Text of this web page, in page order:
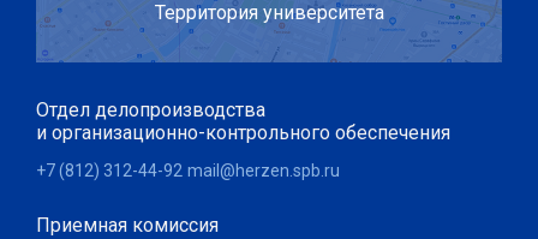
Территория университета
Отдел делопроизводства
и организационно-контрольного обеспечения
+7 (812) 312-44-92 mail@herzen.spb.ru
Приемная комиссия